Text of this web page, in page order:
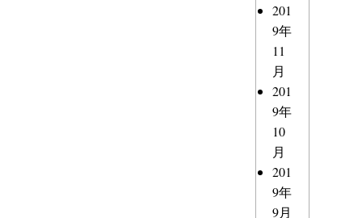
201
9年
11
月
201
9年
10
月
201
9年
9月